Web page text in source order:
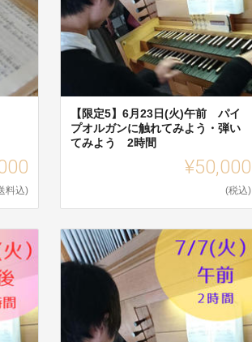
料込)
【限定5】6月23日(火)午前 パイ
プオルガンに触れてみよう・弾い
てみよう 2時間
¥50,000
(税込)